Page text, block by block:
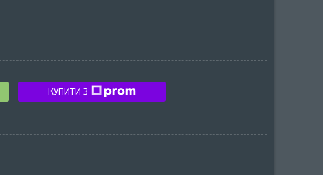
КУПИТИ З